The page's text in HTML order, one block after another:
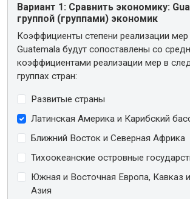
Вариант 1: Сравнить экономику:
группой (группами) экономик
Коэффициенты степени реализации мер
Guatemala будут сопоставлены со
коэффициентами реализации мер в
группах стран:
Развитые страны
Латинская Америка и Карибский
Ближний Восток и Северная Африка
Тихоокеанские островные
Южная и Восточная Европа, Кавказ
Азия